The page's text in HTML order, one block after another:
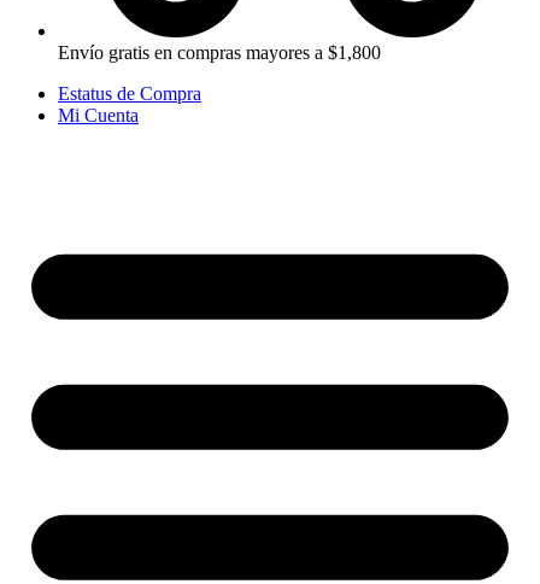
Envío gratis en compras mayores a $1,800
Estatus de Compra
Mi Cuenta